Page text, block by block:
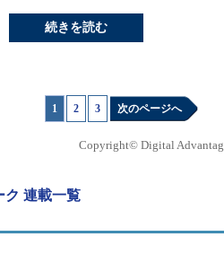
第16回
第18回
NetBIOSはプロトコルで
実際、NetBEUI上の
もできないようになって
続きを読む
1 2 3 次のページへ
Copyright© Digital
ク 連載一覧